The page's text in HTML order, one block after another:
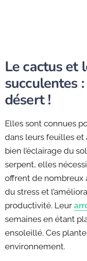
Le cactus et
succulentes
désert !
Elles sont connues
dans leurs feuilles
bien l’éclairage du
serpent, elles
offrent de nombreux
du stress et
productivité. Leur
semaines en étant
ensoleillé. Ces
environnement.